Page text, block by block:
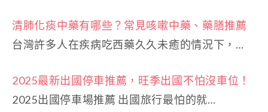
清肺化痰中藥有哪些？常見咳嗽中藥、藥膳推薦
台灣許多人在疾病吃西藥久久未癒的情況下，…
2025最新出國停車推薦，旺季出國不怕沒車位！
2025出國停車場推薦 出國旅行最怕的就…